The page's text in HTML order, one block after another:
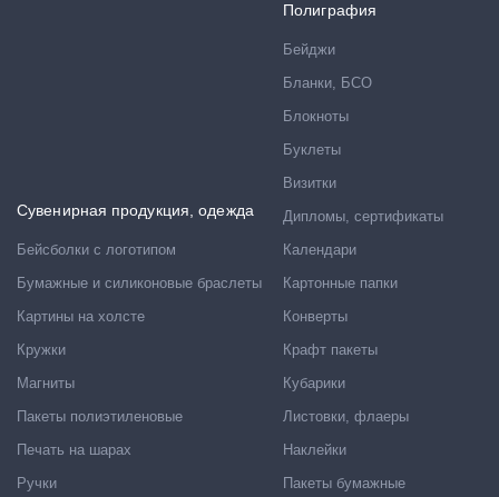
Сувенирная продукция, одежда
Бейсболки с логотипом
Бумажные и силиконовые браслеты
Картины на холсте
Кружки
Магниты
Пакеты полиэтиленовые
Печать на шарах
Ручки
Полиграфия
Бейджи
Бланки, БСО
Блокноты
Буклеты
Визитки
Дипломы, сертификаты
Календари
Картонные папки
Конверты
Крафт пакеты
Кубарики
Листовки, флаеры
Наклейки
Пакеты бумажные